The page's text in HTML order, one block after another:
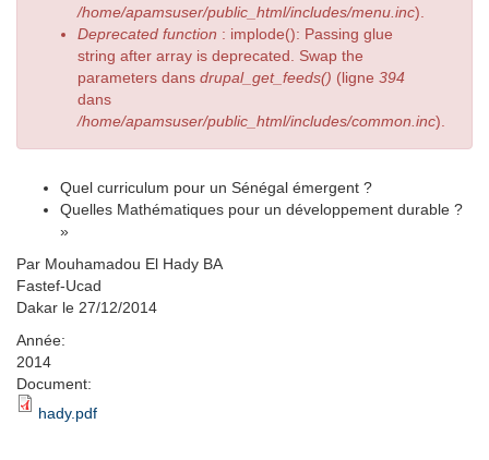
/home/apamsuser/public_html/includes/menu.inc).
Deprecated function : implode(): Passing glue
string after array is deprecated. Swap the
parameters dans drupal_get_feeds() (ligne 394
dans
/home/apamsuser/public_html/includes/common.inc).
Quel curriculum pour un Sénégal émergent ?
Quelles Mathématiques pour un développement durable ?
»
Par Mouhamadou El Hady BA
Fastef-Ucad
Dakar le 27/12/2014
Année:
2014
Document:
hady.pdf